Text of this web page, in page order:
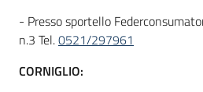
- Presso sportello
n.3 Tel.0521/297961
CORNIGLIO: